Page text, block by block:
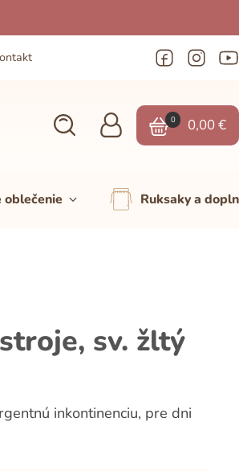
0 0,00€
oblečenie Ruksaky a
sv. žltý
inkontinenciu, pre dni